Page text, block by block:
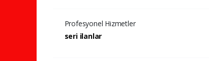
Profesyonel Hizmetler
seri ilanlar